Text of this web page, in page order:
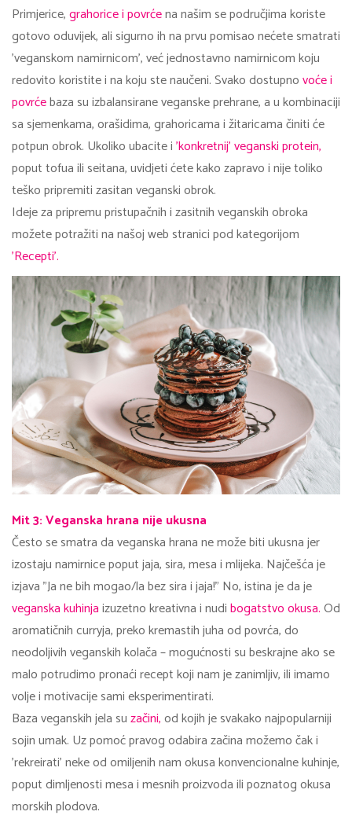
Primjerice,grahorice i povrćena našim se područjima koriste
gotovo oduvijek, ali sigurno ih na prvu pomisao nećete smatrati
'veganskom namirnicom', već jednostavno namirnicom koju
redovito koristite i na koju ste naučeni. Svako dostupnovoće i
povrćebaza su izbalansirane veganske prehrane, a u kombinaciji
sa sjemenkama, orašidima, grahoricama i žitaricama činiti će
potpun obrok. Ukoliko ubacite i'konkretnij' veganski protein,
poput tofua ili seitana, uvidjeti ćete kako zapravo i nije toliko
teško pripremiti zasitan veganski obrok.
Ideje za pripremu pristupačnih i zasitnih veganskih obroka
možete potražiti na našoj web stranici pod kategorijom
'Recepti'.
Mit 3: Veganska hrana nije ukusna
Često se smatra da veganska hrana ne može biti ukusna jer
izostaju namirnice poput jaja, sira, mesa i mlijeka. Najčešća je
izjava "Ja ne bih mogao/la bez sira i jaja!" No, istina je da je
veganska kuhinjaizuzetno kreativna i nudibogatstvo okusa.Od
aromatičnih curryja, preko kremastih juha od povrća, do
neodoljivih veganskih kolača – mogućnosti su beskrajne ako se
malo potrudimo pronaći recept koji nam je zanimljiv, ili imamo
volje i motivacije sami eksperimentirati.
Baza veganskih jela suzačini,od kojih je svakako najpopularniji
sojin umak. Uz pomoć pravog odabira začina možemo čak i
'rekreirati' neke od omiljenih nam okusa konvencionalne kuhinje,
poput dimljenosti mesa i mesnih proizvoda ili poznatog okusa
morskih plodova.